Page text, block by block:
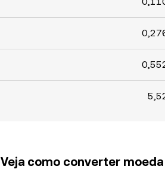
Veja como converter